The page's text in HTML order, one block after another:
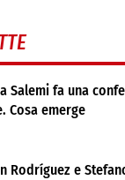
Salemi fa una
Cosa emerge
Rodríguez e